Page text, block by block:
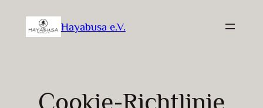
Inhalt
Hayabusa e.V.
Cookie-Richtlinie